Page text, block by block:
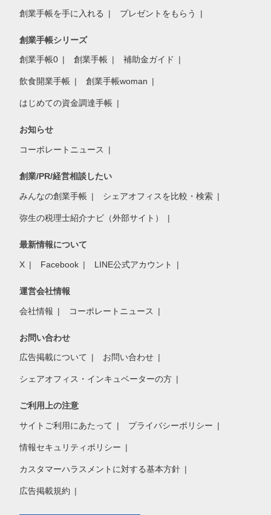
創業手帳を手に入れる プレゼントをもらう
創業手帳シリーズ
創業手帳0 創業手帳 補助金ガイド
飲食開業手帳 創業手帳woman
はじめての資金調達手帳
お知らせ
コーポレートニュース
創業/PR/経営相談したい
みんなの創業手帳 シェアオフィスを比較・検索
弥生の税理士紹介ナビ（外部サイト）
最新情報について
X Facebook LINE公式アカウント
運営会社情報
会社情報 コーポレートニュース
お問い合わせ
広告掲載について お問い合わせ
シェアオフィス・インキュベーターの方
ご利用上の注意
サイトご利用にあたって プライバシーポリシー
情報セキュリティポリシー
カスタマーハラスメントに対する基本方針
広告掲載規約